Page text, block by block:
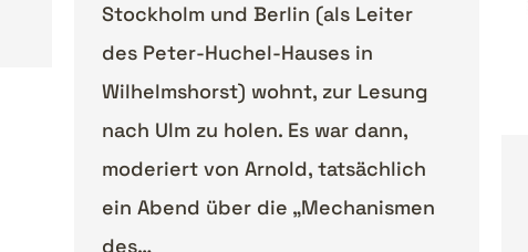
Stockholm und Berlin (als Leiter
des Peter-Huchel-Hauses in
Wilhelmshorst) wohnt, zur Lesung
nach Ulm zu holen. Es war dann,
moderiert von Arnold, tatsächlich
ein Abend über die „Mechanismen
des…